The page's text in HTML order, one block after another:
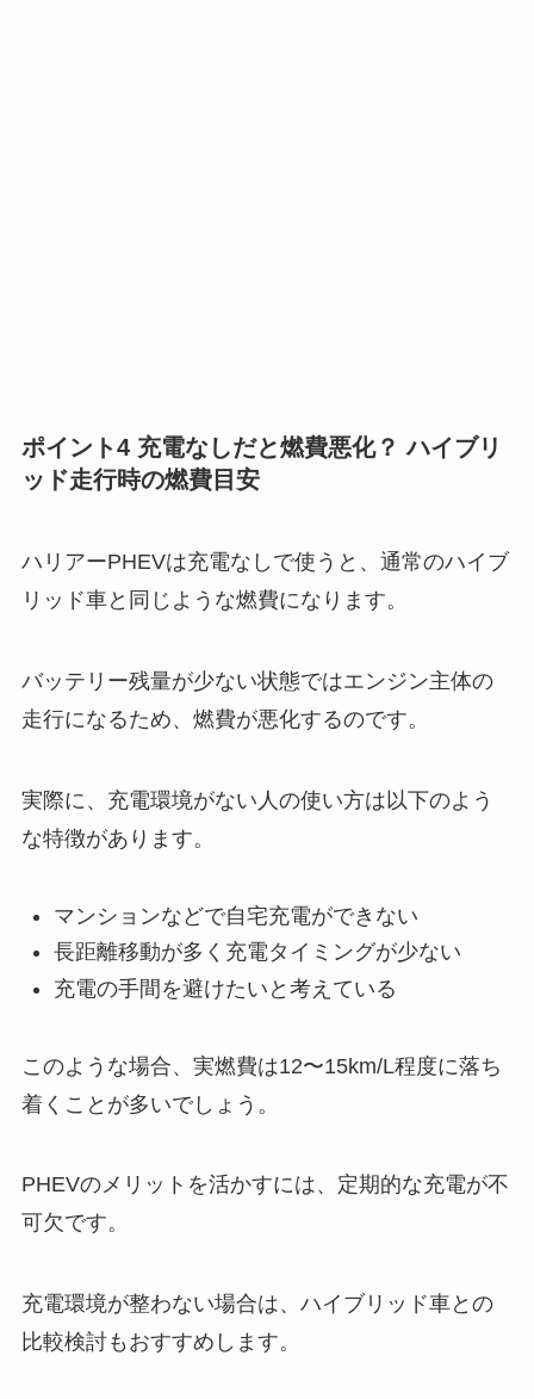
ポイント4 充電なしだと燃費悪化？ ハイブリ
ッド走行時の燃費目安
ハリアーPHEVは充電なしで使うと、通常のハイブ
リッド車と同じような燃費になります。
バッテリー残量が少ない状態ではエンジン主体の
走行になるため、燃費が悪化するのです。
実際に、充電環境がない人の使い方は以下のよう
な特徴があります。
マンションなどで自宅充電ができない
長距離移動が多く充電タイミングが少ない
充電の手間を避けたいと考えている
このような場合、実燃費は12〜15km/L程度に落ち
着くことが多いでしょう。
PHEVのメリットを活かすには、定期的な充電が不
可欠です。
充電環境が整わない場合は、ハイブリッド車との
比較検討もおすすめします。